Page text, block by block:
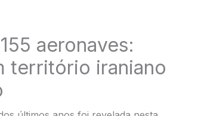
aeronaves:
território iraniano